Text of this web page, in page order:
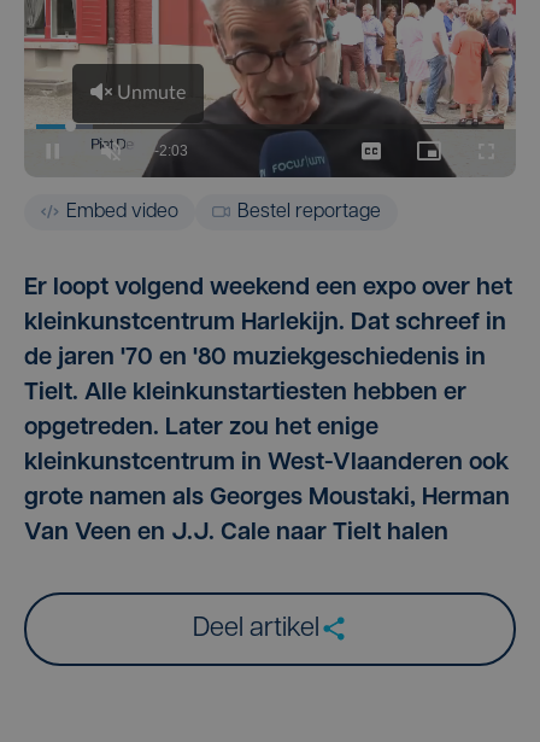
Embed video Bestel reportage
Er loopt volgend weekend een expo over het
kleinkunstcentrum Harlekijn. Dat schreef in
de jaren '70 en '80 muziekgeschiedenis in
Tielt. Alle kleinkunstartiesten hebben er
opgetreden. Later zou het enige
kleinkunstcentrum in West-Vlaanderen ook
grote namen als Georges Moustaki, Herman
Van Veen en J.J. Cale naar Tielt halen
Deel artikel